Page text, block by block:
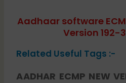
Aadhaar software
Version 192-
Related Useful Tags :-
AADHAR ECMP NEW